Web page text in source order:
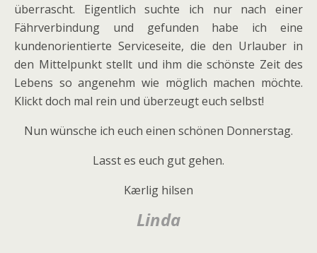
überrascht. Eigentlich suchte ich nur nach einer
Fährverbindung und gefunden habe ich eine
kundenorientierte Serviceseite, die den Urlauber in
den Mittelpunkt stellt und ihm die schönste Zeit des
Lebens so angenehm wie möglich machen möchte.
Klickt doch mal rein und überzeugt euch selbst!
Nun wünsche ich euch einen schönen Donnerstag.
Lasst es euch gut gehen.
Kærlig hilsen
Linda